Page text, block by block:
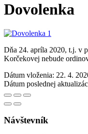
Dovolenka
Dňa 24. apríla 2020, t.j. v
Korčekovej nebude
Dátum vloženia: 22. 4.
Dátum poslednej
Návštevník